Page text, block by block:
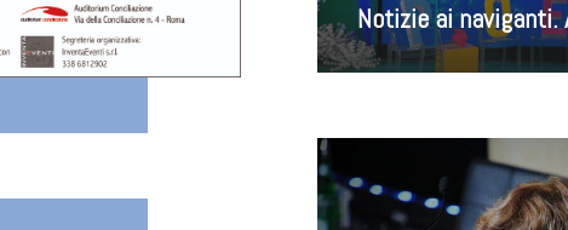
Notizie ai naviganti.